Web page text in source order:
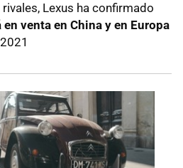
Lexus ha confirmado
en venta en China y en Europa